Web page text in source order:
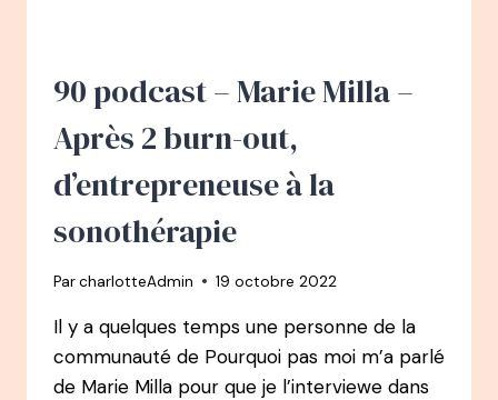
À
90 podcast – Marie Milla –
Après 2 burn-out,
d’entrepreneuse à la
sonothérapie
ParcharlotteAdmin 19 octobre 2022
Il y a quelques temps une personne de la
communauté de Pourquoi pas moi m’a parlé
de Marie Milla pour que je l’interviewe dans